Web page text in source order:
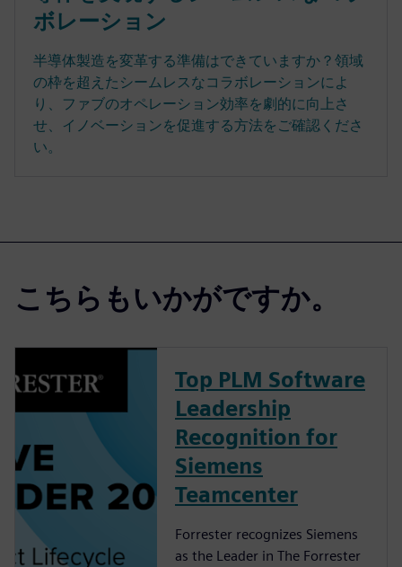
ボレーション
半導体製造を変革する準備はできていますか？領域
の枠を超えたシームレスなコラボレーションによ
り、ファブのオペレーション効率を劇的に向上さ
せ、イノベーションを促進する方法をご確認くださ
い。
こちらもいかがですか。
Top PLM Software
Leadership
Recognition for
Siemens
Teamcenter
Forrester recognizes Siemens
as the Leader in The Forrester